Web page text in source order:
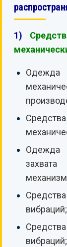
1)
Одежда
вибраций;
вибраций;